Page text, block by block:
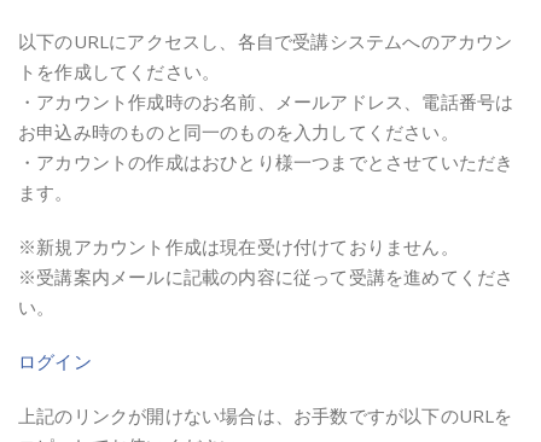
以下のURLにアクセスし、各自で受講システムへのアカウン
トを作成してください。
・アカウント作成時のお名前、メールアドレス、電話番号は
お申込み時のものと同一のものを入力してください。
・アカウントの作成はおひとり様一つまでとさせていただき
ます。
※新規アカウント作成は現在受け付けておりません。
※受講案内メールに記載の内容に従って受講を進めてくださ
い。
ログイン
上記のリンクが開けない場合は、 お手数ですが以下のURLを